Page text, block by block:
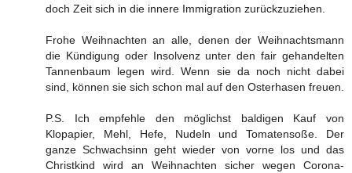
doch Zeit sich in die innere Immigration zurückzuziehen.
Frohe Weihnachten an alle, denen der Weihnachtsmann
die Kündigung oder Insolvenz unter den fair gehandelten
Tannenbaum legen wird. Wenn sie da noch nicht dabei
sind, können sie sich schon mal auf den Osterhasen freuen.
P.S. Ich empfehle den möglichst baldigen Kauf von
Klopapier, Mehl, Hefe, Nudeln und Tomatensoße. Der
ganze Schwachsinn geht wieder von vorne los und das
Christkind wird an Weihnachten sicher wegen Corona-